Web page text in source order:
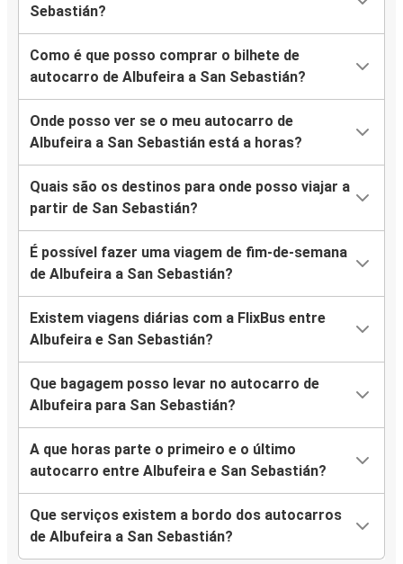
Sebastián?
Como é que posso comprar o bilhete de
autocarro de Albufeira a San Sebastián?
Onde posso ver se o meu autocarro de
Albufeira a San Sebastián está a horas?
Quais são os destinos para onde posso viajar a
partir de San Sebastián?
É possível fazer uma viagem de fim-de-semana
de Albufeira a San Sebastián?
Existem viagens diárias com a FlixBus entre
Albufeira e San Sebastián?
Que bagagem posso levar no autocarro de
Albufeira para San Sebastián?
A que horas parte o primeiro e o último
autocarro entre Albufeira e San Sebastián?
Que serviços existem a bordo dos autocarros
de Albufeira a San Sebastián?